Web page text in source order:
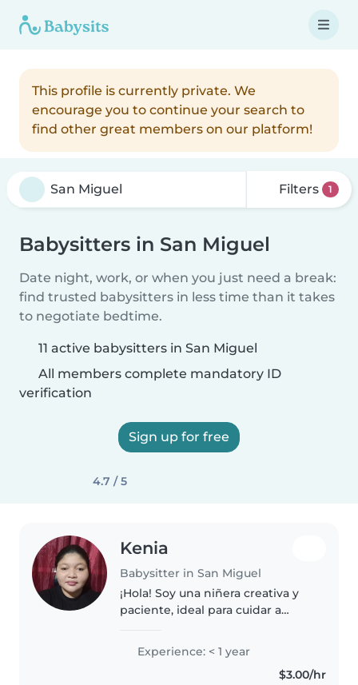
This profile is currently private. We
encourage you to continue your search to
find other great members on our platform!
Filters 1
Babysitters in San Miguel
Date night, work, or when you just need a break:
find trusted babysitters in less time than it takes
to negotiate bedtime.
11 active babysitters in San Miguel
All members complete mandatory ID
verification
Sign up for free
4.7 / 5
Kenia
Babysitter in San Miguel
¡Hola! Soy una niñera creativa y
paciente, ideal para cuidar a
Aunque soy nueva en esto,
tengo habilidades como leer
cuentos y hacer manualidades.
Experience: < 1 year
$3.00/hr